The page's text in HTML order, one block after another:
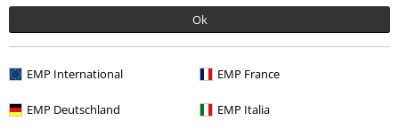
Ok
EMP International EMP France
EMP Deutschland EMP Italia
SLEVA 56%
Exkluzivní
DMCKč 999,00
Kč 439,00
Dvouvrstvý síťovinový top s
% Exkluzivní
Kč 287,00
Top s třásněmi